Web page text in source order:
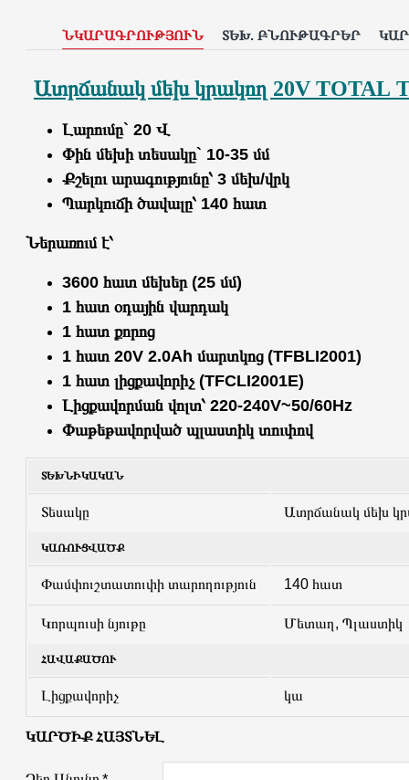
ՆԿԱՐԱԳՐՈՒԹՅՈՒՆ ՏԵԽ. ԲՆՈՒԹԱԳՐԵՐ
Ատրճանակ մեխ կրակող 20V TOTAL
Լարումը` 20 Վ
Փին մեխի տեսակը` 10-35 մմ
Քշելու արագությունը՝ 3 մեխ/վրկ
Պարկուճի ծավալը՝ 140 հատ
Ներառում է՝
3600 հատ մեխեր (25 մմ)
1 հատ օդային վարդակ
1 հատ քորոց
1 հատ 20V 2.0Ah մարտկոց (TFBLI2001)
1 հատ լիցքավորիչ (TFCLI2001E)
Լիցքավորման վոլտ՝ 220-240V~50/60Hz
Փաթեթավորված պլաստիկ տուփով
ՏԵԽՆԻԿԱԿԱՆ
Տեսակը Ատրճանակ մեխ
ԿԱՌՈՒՑՎԱԾՔ
Փամփուշտատուփի տարողություն 140 հատ
Կորպուսի նյութը Մետաղ, Պլաստիկ
ՀԱՎԱՔԱԾՈՒ
Լիցքավորիչ կա
ԿԱՐԾԻՔ ՀԱՅՏՆԵԼ